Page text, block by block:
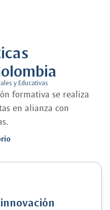
y Educativas
formativa se realiza
en alianza con